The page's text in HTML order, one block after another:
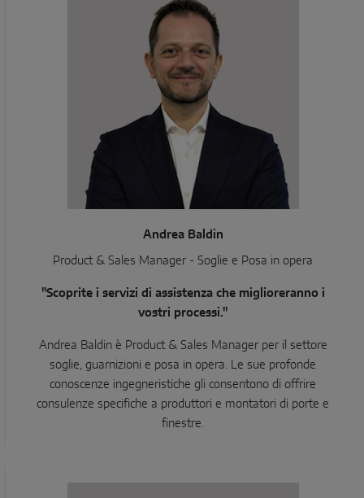
Andrea Baldin
Product & Sales Manager - Soglie e Posa in opera
"Scoprite i servizi di assistenza che miglioreranno i
vostri processi."
Andrea Baldin è Product & Sales Manager per il settore
soglie, guarnizioni e posa in opera. Le sue profonde
conoscenze ingegneristiche gli consentono di offrire
consulenze specifiche a produttori e montatori di porte e
finestre.